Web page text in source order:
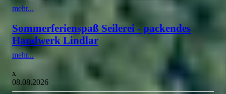
mehr...
Sommerferienspaß Seilerei - packendes
Handwerk Lindlar
mehr...
x
08.08.2026